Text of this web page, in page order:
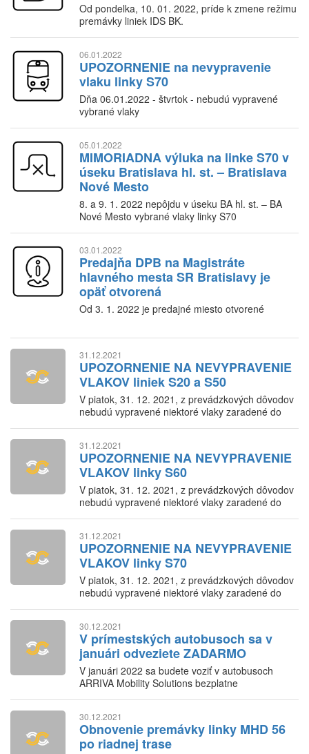
Od pondelka, 10. 01. 2022, príde k zmene režimu
premávky liniek IDS BK.
06.01.2022
UPOZORNENIE na nevypravenie
vlaku linky S70
Dňa 06.01.2022 - štvrtok - nebudú vypravené
vybrané vlaky
05.01.2022
MIMORIADNA výluka na linke S70 v
úseku Bratislava hl. st. – Bratislava
Nové Mesto
8. a 9. 1. 2022 nepôjdu v úseku BA hl. st. – BA
Nové Mesto vybrané vlaky linky S70
03.01.2022
Predajňa DPB na Magistráte
hlavného mesta SR Bratislavy je
opäť otvorená
Od 3. 1. 2022 je predajné miesto otvorené
31.12.2021
UPOZORNENIE NA NEVYPRAVENIE
VLAKOV liniek S20 a S50
V piatok, 31. 12. 2021, z prevádzkových dôvodov
nebudú vypravené niektoré vlaky zaradené do
31.12.2021
UPOZORNENIE NA NEVYPRAVENIE
VLAKOV linky S60
V piatok, 31. 12. 2021, z prevádzkových dôvodov
nebudú vypravené niektoré vlaky zaradené do
31.12.2021
UPOZORNENIE NA NEVYPRAVENIE
VLAKOV linky S70
V piatok, 31. 12. 2021, z prevádzkových dôvodov
nebudú vypravené niektoré vlaky zaradené do
30.12.2021
V prímestských autobusoch sa v
januári odveziete ZADARMO
V januári 2022 sa budete voziť v autobusoch
ARRIVA Mobility Solutions bezplatne
30.12.2021
Obnovenie premávky linky MHD 56
po riadnej trase